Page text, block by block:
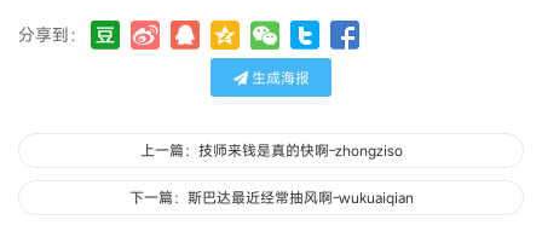
分享到：
生成海报
上一篇：技师来钱是真的快啊-zhongziso
下一篇：斯巴达最近经常抽风啊-wukuaiqian